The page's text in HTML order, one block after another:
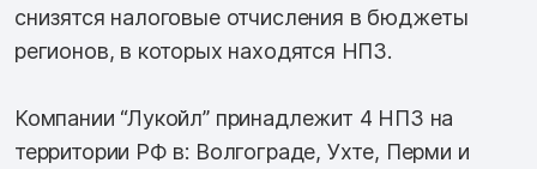
снизятся налоговые отчисления в бюджеты
регионов, в которых находятся НПЗ.
Компании “Лукойл” принадлежит 4 НПЗ на
территории РФ в: Волгограде, Ухте, Перми и